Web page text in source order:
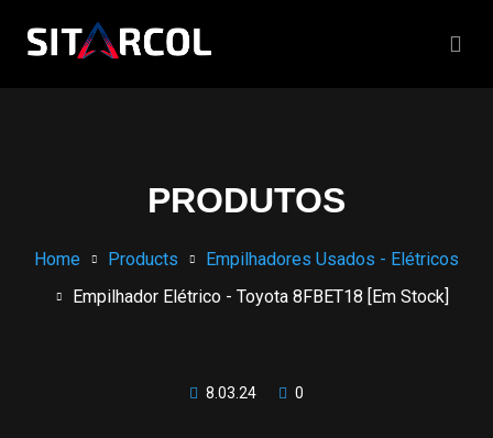
PRODUTOS
Home Products
Empilhadores Usados - Elétricos
Empilhador Elétrico - Toyota 8FBET18 [Em Stock]
8.03.24 0